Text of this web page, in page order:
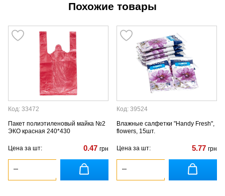
Похожие товары
Код: 33472
Пакет полиэтиленовый майка №2
ЭКО красная 240*430
Цена за шт: 0.47 грн
Код: 39524
Влажные салфетки "Handy Fresh",
flowers, 15шт.
Цена за шт: 5.77 грн